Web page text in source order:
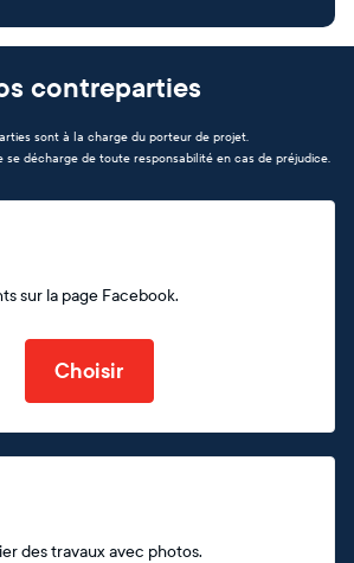
contreparties
sont à la charge du porteur de projet.
se décharge de toute responsabilité en cas de préjudice.
sur la page Facebook.
Choisir
des travaux avec photos.